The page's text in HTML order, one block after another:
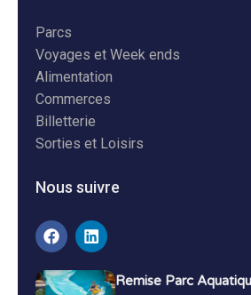
Parcs
Voyages et Week ends
Alimentation
Commerces
Billetterie
Sorties et Loisirs
Nous suivre
Remise Parc